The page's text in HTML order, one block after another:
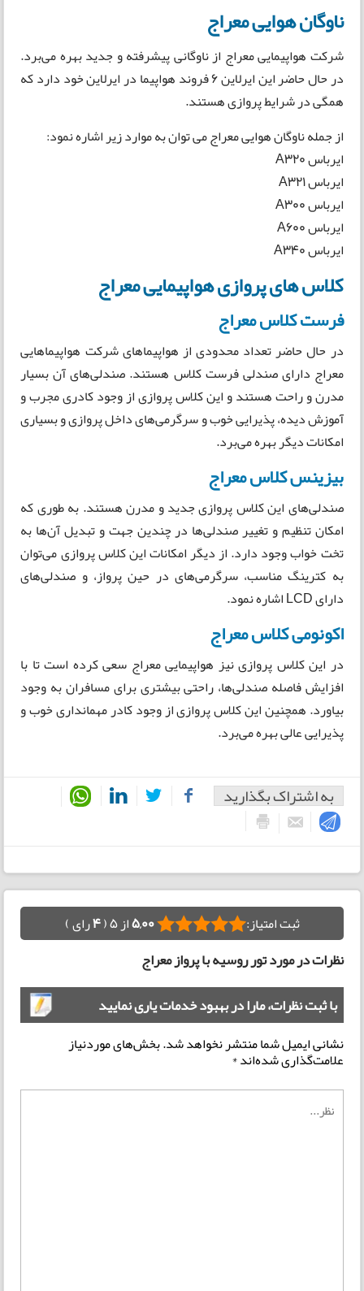
ناوگان هوایی معراج
شرکت هواپیمایی معراج از ناوگانی پیشرفته و جدید بهره می‌برد.
در حال حاضر این ایرلاین 6 فروند هواپیما در ایرلاین خود دارد که
همگی در شرایط پروازی هستند.
از جمله ناوگان هوایی معراج می توان به موارد زیر اشاره نمود:
ایرباس A320
ایرباس A321
ایرباس A300
ایرباس A600
ایرباس A340
کلاس های پروازی هواپیمایی معراج
فرست کلاس معراج
در حال حاضر تعداد محدودی از هواپیماهای شرکت هواپیماهایی
معراج دارای صندلی فرست کلاس هستند. صندلی‌های آن بسیار
مدرن و راحت هستند و این کلاس پروازی از وجود کادری مجرب و
آموزش دیده،‌ پذیرایی خوب و سرگرمی‌های داخل پروازی و بسیاری
امکانات دیگر بهره می‌برد.
بیزینس کلاس معراج
صندلی‌های این کلاس پروازی جدید و مدرن هستند. به طوری که
امکان تنظیم و تغییر صندلی‌ها در چندین جهت و تبدیل آن‌ها به
تخت خواب وجود دارد. از دیگر امکانات این کلاس پروازی می‌توان
به کترینگ مناسب، ‌سرگرمی‌های در حین پرواز،‌ و صندلی‌های
دارای LCD اشاره نمود.
اکونومی کلاس معراج
در این کلاس پروازی نیز هواپیمایی معراج سعی کرده است تا با
افزایش فاصله صندلی‌ها، راحتی بیشتری برای مسافران به وجود
بیاورد. همچنین این کلاس پروازی از وجود کادر مهمانداری خوب و
پذیرایی عالی بهره می‌برد.
به اشتراک بگذارید
ثبت امتیاز: 5,00از 5 ( 4رای )
نظرات در مورد تور روسیه با پرواز معراج
با ثبت نظرات، مارا در بهبود خدمات یاری نمایید
نشانی ایمیل شما منتشر نخواهد شد.بخش‌های موردنیاز
علامت‌گذاری شده‌اند*